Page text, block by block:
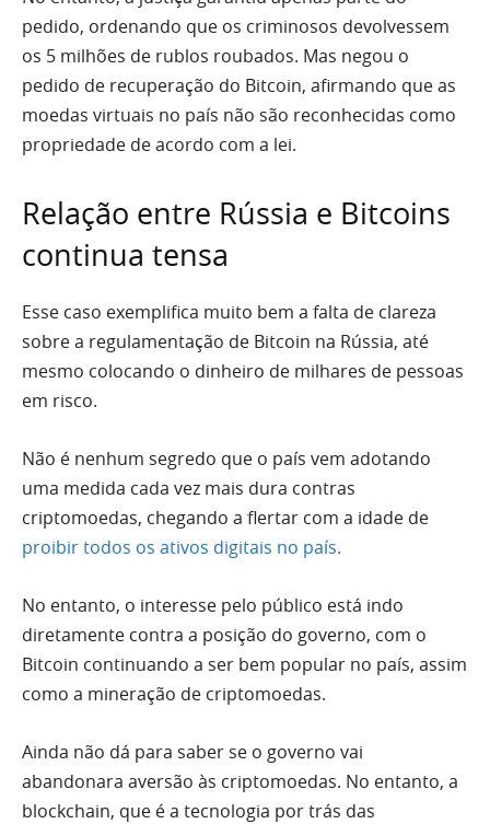
pedido, ordenando que os criminosos devolvessem
os 5 milhões de rublos roubados. Mas negou o
pedido de recuperação do Bitcoin, afirmando que as
moedas virtuais no país não são reconhecidas como
propriedade de acordo com a lei.
Relação entre Rússia e Bitcoins
continua tensa
Esse caso exemplifica muito bem a falta de clareza
sobre a regulamentação de Bitcoin na Rússia, até
mesmo colocando o dinheiro de milhares de pessoas
em risco.
Não é nenhum segredo que o país vem adotando
uma medida cada vez mais dura contras
criptomoedas, chegando a flertar com a idade de
proibir todos os ativos digitais no país.
No entanto, o interesse pelo público está indo
diretamente contra a posição do governo, com o
Bitcoin continuando a ser bem popular no país, assim
como a mineração de criptomoedas.
Ainda não dá para saber se o governo vai
abandonara aversão às criptomoedas. No entanto, a
blockchain, que é a tecnologia por trás das